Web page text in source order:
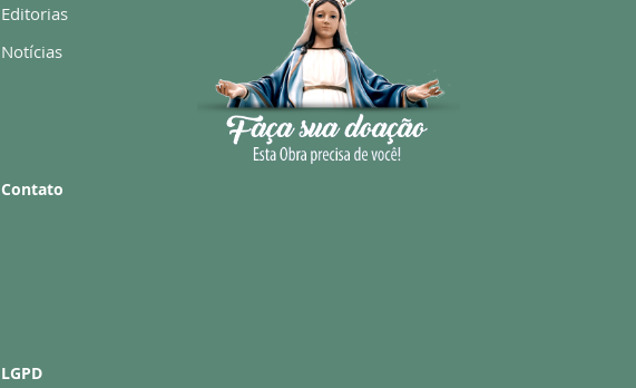
Editorias
Notícias
Contato
LGPD